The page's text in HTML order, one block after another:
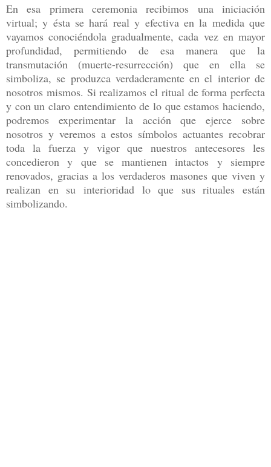
En esa primera ceremonia recibimos una iniciación
virtual; y ésta se hará real y efectiva en la medida que
vayamos conociéndola gradualmente, cada vez en mayor
profundidad, permitiendo de esa manera que la
transmutación (muerte-resurrección) que en ella se
simboliza, se produzca verdaderamente en el interior de
nosotros mismos. Si realizamos el ritual de forma perfecta
y con un claro entendimiento de lo que estamos haciendo,
podremos experimentar la acción que ejerce sobre
nosotros y veremos a estos símbolos actuantes recobrar
toda la fuerza y vigor que nuestros antecesores les
concedieron y que se mantienen intactos y siempre
renovados, gracias a los verdaderos masones que viven y
realizan en su interioridad lo que sus rituales están
simbolizando.